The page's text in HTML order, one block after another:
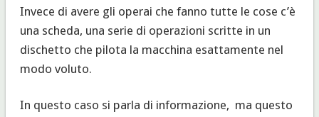
Invece di avere gli operai che fanno tutte le cose c’è
una scheda, una serie di operazioni scritte in un
dischetto che pilota la macchina esattamente nel
modo voluto.
In questo caso si parla di informazione, ma questo